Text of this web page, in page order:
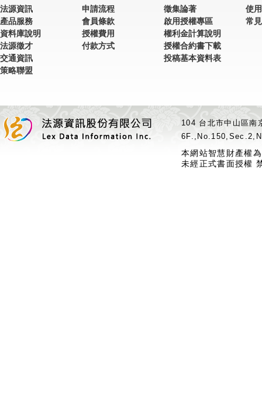
法源資訊
產品服務
資料庫說明
法源徵才
交通資訊
策略聯盟
申請流程
會員條款
授權費用
付款方式
徵集論著
啟用授權專區
權利金計算說明
授權合約書下載
投稿基本資料表
使
常
104 台北市中山區
本網站智慧財產權
未經正式書面授權